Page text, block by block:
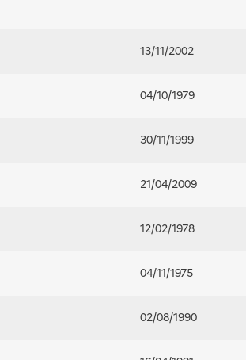
13/11/2002
04/10/1979
30/11/1999
21/04/2009
12/02/1978
04/11/1975
02/08/1990